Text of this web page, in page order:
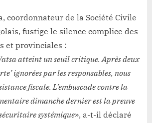
coordonnateur de la Société Civile
fustige le silence complice des
et provinciales :
atteint un seuil critique. Après deux
ignorées par les responsables, nous
fiscale. L’embuscade contre la
dimanche dernier est la preuve
systémique», a-t-il déclaré